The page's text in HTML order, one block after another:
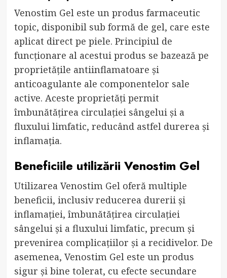
Venostim Gel este un produs farmaceutic
topic, disponibil sub formă de gel, care este
aplicat direct pe piele. Principiul de
funcționare al acestui produs se bazează pe
proprietățile antiinflamatoare și
anticoagulante ale componentelor sale
active. Aceste proprietăți permit
îmbunătățirea circulației sângelui și a
fluxului limfatic, reducând astfel durerea și
inflamația.
Beneficiile utilizării Venostim Gel
Utilizarea Venostim Gel oferă multiple
beneficii, inclusiv reducerea durerii și
inflamației, îmbunătățirea circulației
sângelui și a fluxului limfatic, precum și
prevenirea complicațiilor și a recidivelor. De
asemenea, Venostim Gel este un produs
sigur și bine tolerat, cu efecte secundare